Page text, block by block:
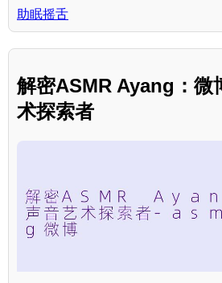
助眠摇舌
解密ASMR Ayang：微
术探索者